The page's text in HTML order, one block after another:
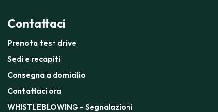
Contattaci
Prenota test drive
Sedi e recapiti
Consegna a domicilio
Contattaci ora
WHISTLEBLOWING - Segnalazioni